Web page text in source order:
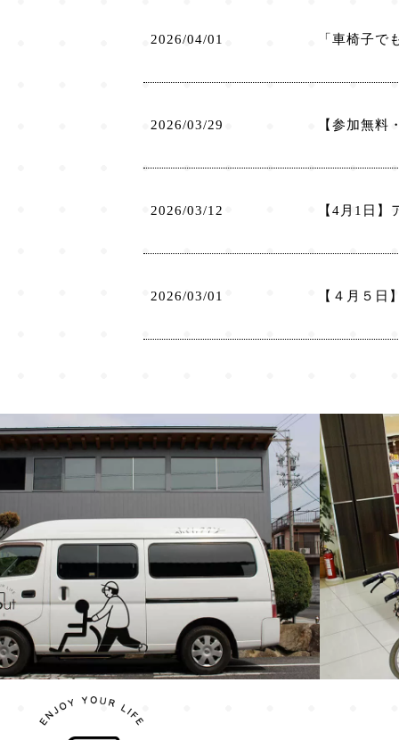
2026/04/01 「車椅子
2026/03/29 【参加無
2026/03/12 【4月1日
2026/03/01 【４月５日